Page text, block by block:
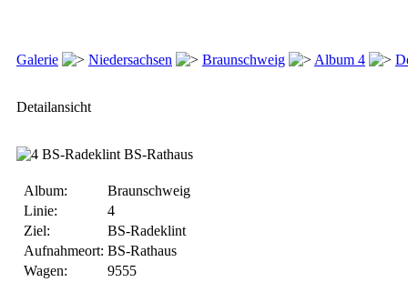
Galerie Niedersachsen Braunschweig Album 4
Detailansicht
Album:
Braunschweig
Linie:
4
Ziel:
BS-Radeklint
Aufnahmeort: BS-Rathaus
Wagen:
9555